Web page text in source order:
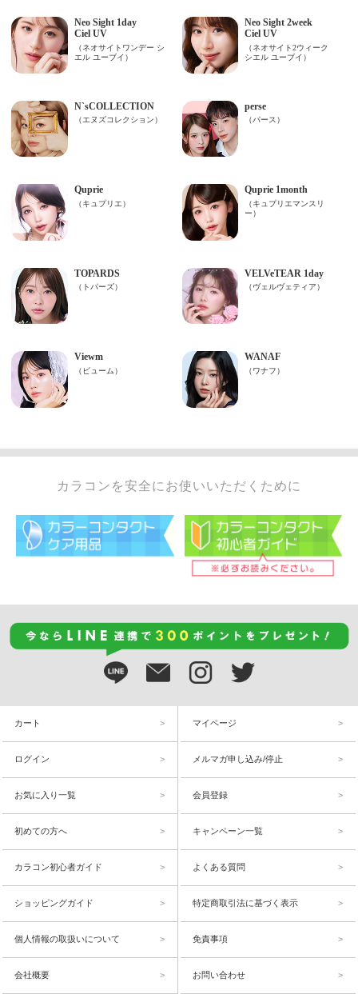
カラコンを安全にお使いいただくために
カート マイページ
ログイン メルマガ申し込み/停止
お気に入り一覧 会員登録
初めての方へ キャンペーン一覧
カラコン初心者ガイド よくある質問
ショッピングガイド 特定商取引法に基づく表示
個人情報の取扱いについて 免責事項
会社概要 お問い合わせ